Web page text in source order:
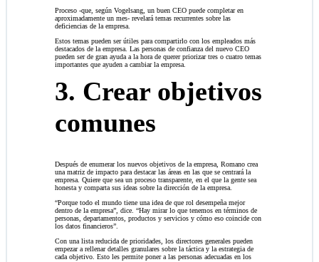
Proceso -que, según Vogelsang, un buen CEO puede completar en
aproximadamente un mes- revelará temas recurrentes sobre las
deficiencias de la empresa.
Estos temas pueden ser útiles para compartirlo con los empleados más
destacados de la empresa. Las personas de confianza del nuevo CEO
pueden ser de gran ayuda a la hora de querer priorizar tres o cuatro temas
importantes que ayuden a cambiar la empresa.
3. Crear objetivos
comunes
Después de enumerar los nuevos objetivos de la empresa, Romano crea
una matriz de impacto para destacar las áreas en las que se centrará la
empresa. Quiere que sea un proceso transparente, en el que la gente sea
honesta y comparta sus ideas sobre la dirección de la empresa.
“Porque todo el mundo tiene una idea de que rol desempeña mejor
dentro de la empresa”, dice. “Hay mirar lo que tenemos en términos de
personas, departamentos, productos y servicios y cómo eso coincide con
los datos financieros”.
Con una lista reducida de prioridades, los directores generales pueden
empezar a rellenar detalles granulares sobre la táctica y la estrategia de
cada objetivo. Esto les permite poner a las personas adecuadas en los